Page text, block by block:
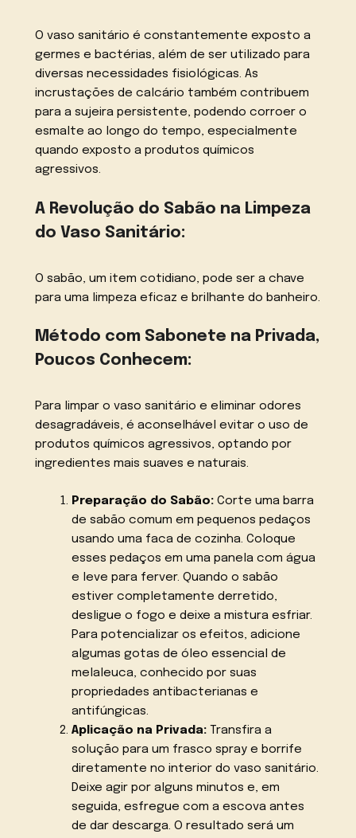
O vaso sanitário é constantemente exposto a
germes e bactérias, além de ser utilizado para
diversas necessidades fisiológicas. As
incrustações de calcário também contribuem
para a sujeira persistente, podendo corroer o
esmalte ao longo do tempo, especialmente
quando exposto a produtos químicos
agressivos.
A Revolução do Sabão na Limpeza
do Vaso Sanitário:
O sabão, um item cotidiano, pode ser a chave
para uma limpeza eficaz e brilhante do banheiro.
Método com Sabonete na Privada,
Poucos Conhecem:
Para limpar o vaso sanitário e eliminar odores
desagradáveis, é aconselhável evitar o uso de
produtos químicos agressivos, optando por
ingredientes mais suaves e naturais.
Preparação do Sabão:Corte uma barra
de sabão comum em pequenos pedaços
usando uma faca de cozinha. Coloque
esses pedaços em uma panela com água
e leve para ferver. Quando o sabão
estiver completamente derretido,
desligue o fogo e deixe a mistura esfriar.
Para potencializar os efeitos, adicione
algumas gotas de óleo essencial de
melaleuca, conhecido por suas
propriedades antibacterianas e
antifúngicas.
Aplicação na Privada:Transfira a
solução para um frasco spray e borrife
diretamente no interior do vaso sanitário.
Deixe agir por alguns minutos e, em
seguida, esfregue com a escova antes
de dar descarga. O resultado será um